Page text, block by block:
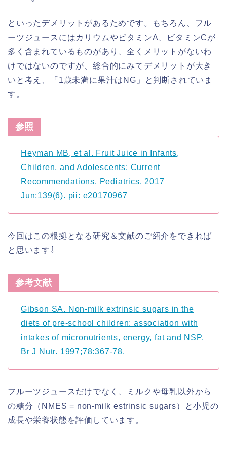
といったデメリットがあるためです。もちろん、フル
ーツジュースにはカリウムやビタミンA、ビタミンCが
多く含まれているものがあり、全くメリットがないわ
けではないのですが、総合的にみてデメリットが大き
いと考え、「1歳未満に果汁はNG」と判断されていま
す。
参照
Heyman MB, et al. Fruit Juice in Infants,
Children, and Adolescents: Current
Recommendations. Pediatrics. 2017
Jun;139(6). pii: e20170967
今回はこの根拠となる研究＆文献のご紹介をできれば
と思います⇩
参考文献
Gibson SA. Non-milk extrinsic sugars in the
diets of pre-school children: association with
intakes of micronutrients, energy, fat and NSP.
Br J Nutr. 1997;78:367-78.
フルーツジュースだけでなく、ミルクや母乳以外から
の糖分（NMES = non-milk estrinsic sugars）と小児の
成長や栄養状態を評価しています。